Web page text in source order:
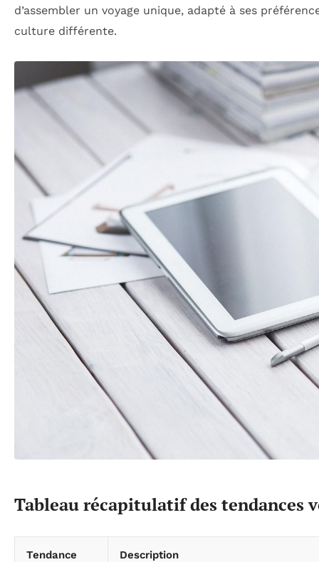
d’assembler un voyage unique, adapté à ses
culture différente.
Tableau récapitulatif des tendances
Tendance Description